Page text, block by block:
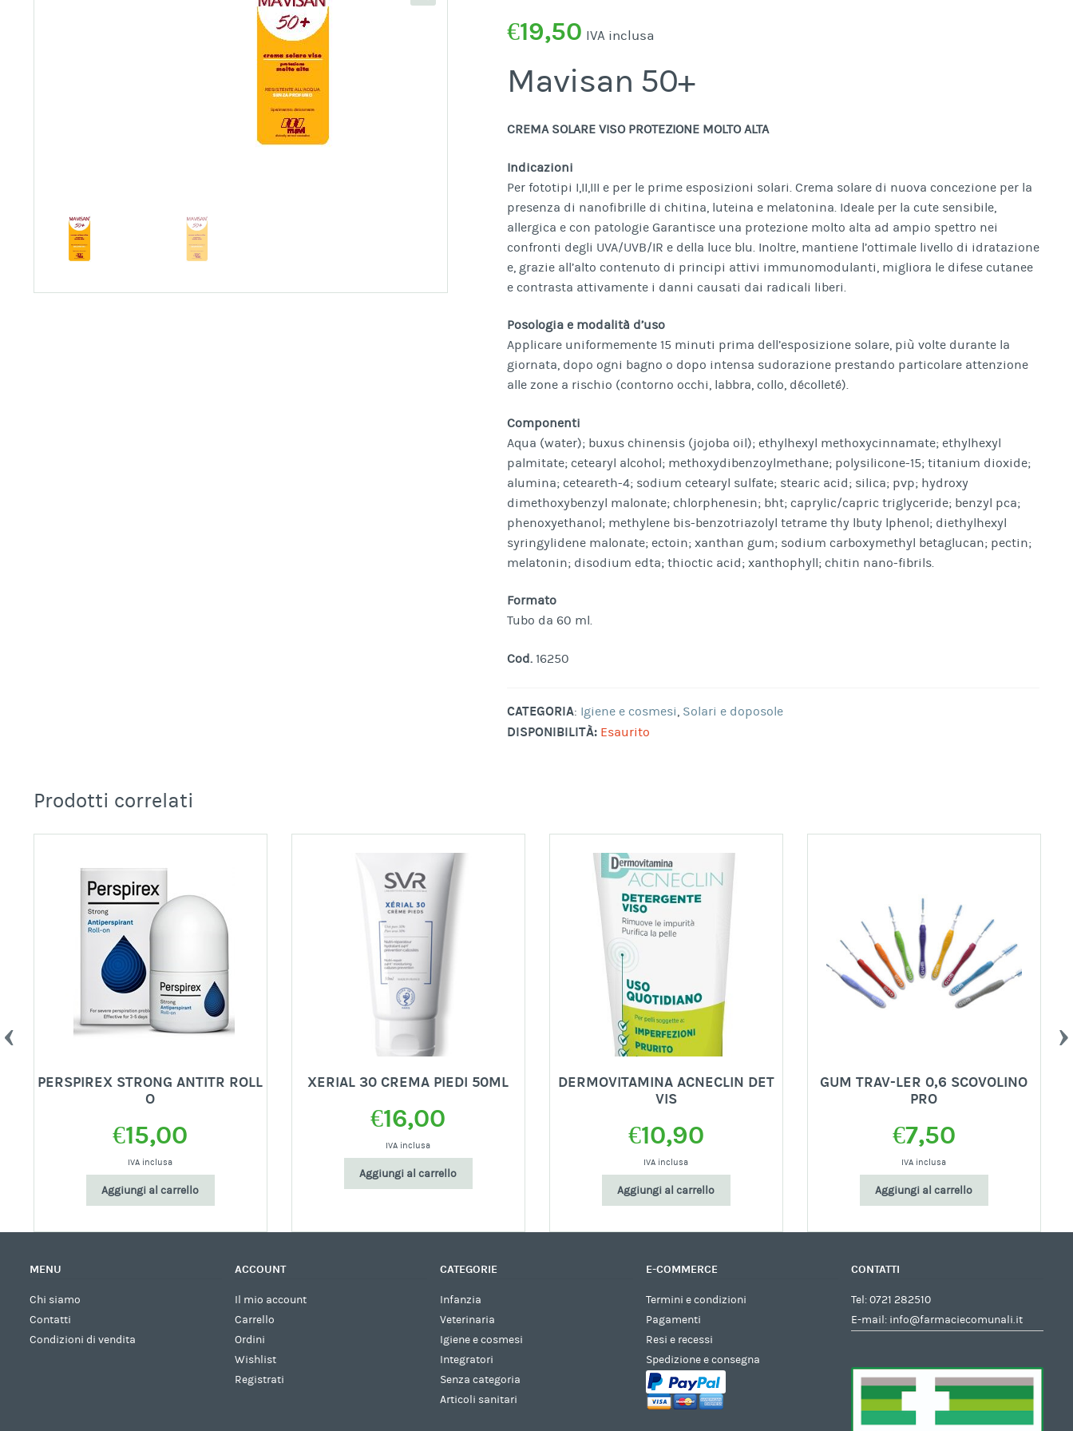
€19,50 IVA inclusa
Mavisan 50+
CREMA SOLARE VISO PROTEZIONE MOLTO ALTA
Indicazioni
Per fototipi I,II,III e per le prime esposizioni solari. Crema solare di nuova concezione per la
presenza di nanofibrille di chitina, luteina e melatonina. Ideale per la cute sensibile,
allergica e con patologie Garantisce una protezione molto alta ad ampio spettro nei
confronti degli UVA/UVB/IR e della luce blu. Inoltre, mantiene l’ottimale livello di idratazione
e, grazie all’alto contenuto di principi attivi immunomodulanti, migliora le difese cutanee
e contrasta attivamente i danni causati dai radicali liberi.
Posologia e modalità d’uso
Applicare uniformemente 15 minuti prima dell’esposizione solare, più volte durante la
giornata, dopo ogni bagno o dopo intensa sudorazione prestando particolare attenzione
alle zone a rischio (contorno occhi, labbra, collo, décolleté).
Componenti
Aqua (water); buxus chinensis (jojoba oil); ethylhexyl methoxycinnamate; ethylhexyl
palmitate; cetearyl alcohol; methoxydibenzoylmethane; polysilicone-15; titanium dioxide;
alumina; ceteareth-4; sodium cetearyl sulfate; stearic acid; silica; pvp; hydroxy
dimethoxybenzyl malonate; chlorphenesin; bht; caprylic/capric triglyceride; benzyl pca;
phenoxyethanol; methylene bis-benzotriazolyl tetrame thy lbuty lphenol; diethylhexyl
syringylidene malonate; ectoin; xanthan gum; sodium carboxymethyl betaglucan; pectin;
melatonin; disodium edta; thioctic acid; xanthophyll; chitin nano-fibrils.
Formato
Tubo da 60 ml.
Cod.16250
CATEGORIA: Igiene e cosmesi, Solari e doposole
DISPONIBILITÀ: Esaurito
Prodotti correlati
PERSPIREX STRONG ANTITR ROLL
O
€15,00
IVA inclusa
Aggiungi al carrello
XERIAL 30 CREMA PIEDI 50ML
€16,00
IVA inclusa
Aggiungi al carrello
DERMOVITAMINA ACNECLIN DET
VIS
€10,90
IVA inclusa
Aggiungi al carrello
GUM TRAV-LER 0,6 SCOVOLINO
PRO
€7,50
IVA inclusa
Aggiungi al carrello
MENU
Chi siamo
Contatti
Condizioni di vendita
ACCOUNT
Il mio account
Carrello
Ordini
Wishlist
Registrati
CATEGORIE
Infanzia
Veterinaria
Igiene e cosmesi
Integratori
Senza categoria
Articoli sanitari
E-COMMERCE
Termini e condizioni
Pagamenti
Resi e recessi
Spedizione e consegna
CONTATTI
Tel:0721 282510
E-mail: info@farmaciecomunali.it